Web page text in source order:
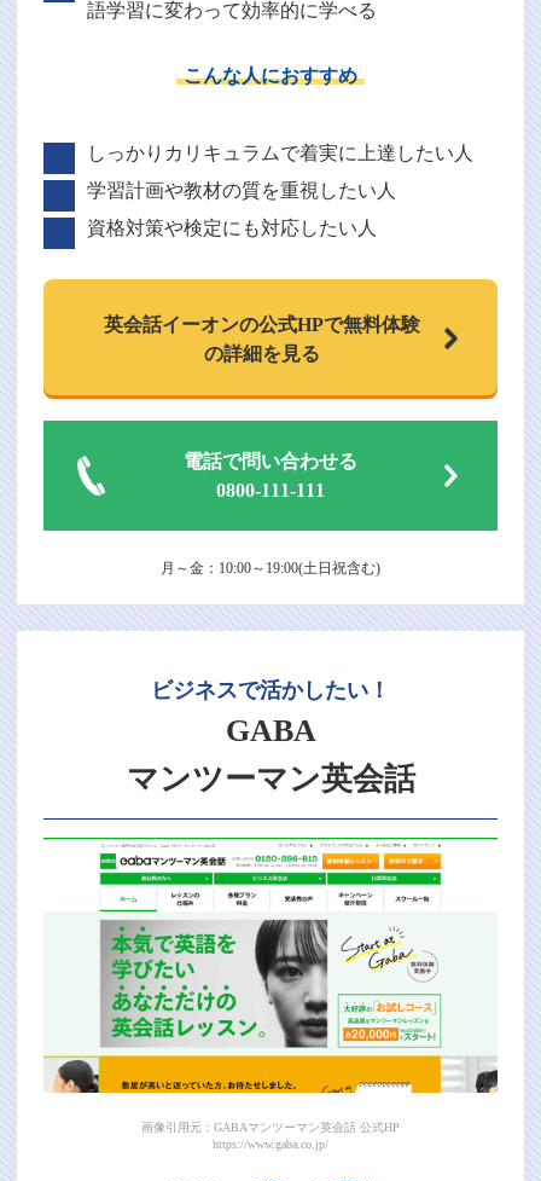
語学習に変わって効率的に学べる
こんな人におすすめ
しっかりカリキュラムで着実に上達したい人
学習計画や教材の質を重視したい人
資格対策や検定にも対応したい人
英会話イーオンの公式HPで無料体験
の詳細を見る
電話で問い合わせる
0800-111-111
月～金：10:00～19:00(土日祝含む)
ビジネスで活かしたい！
GABA
マンツーマン英会話
画像引用元：GABAマンツーマン英会話 公式HP
https://www.gaba.co.jp/